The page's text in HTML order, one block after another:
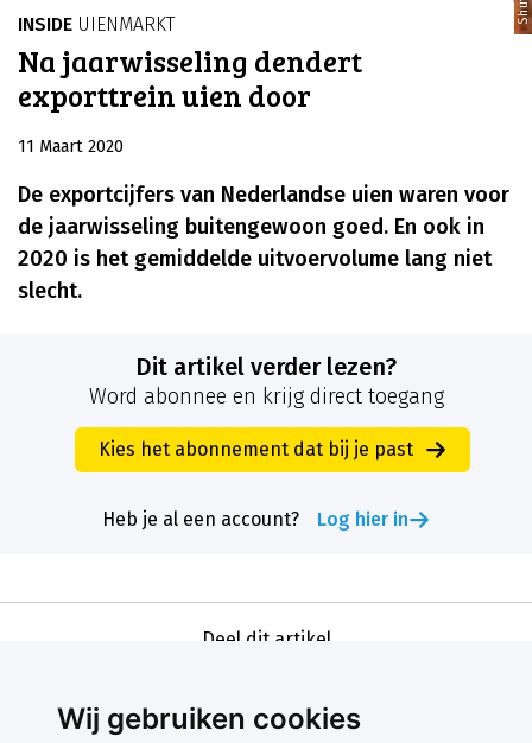
Wij gebruiken cookies
INSIDE UIENMARKT
Na jaarwisseling dendert
exporttrein uien door
11 Maart 2020
De exportcijfers van Nederlandse uien waren voor
de jaarwisseling buitengewoon goed. En ook in
2020 is het gemiddelde uitvoervolume lang niet
slecht.
Dit artikel verder lezen?
Word abonnee en krijg direct toegang
Kies het abonnement dat bij je past
Heb je al een account? Log hier in
Deel dit artikel